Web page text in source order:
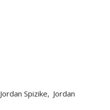
Jordan Spizike, Jordan